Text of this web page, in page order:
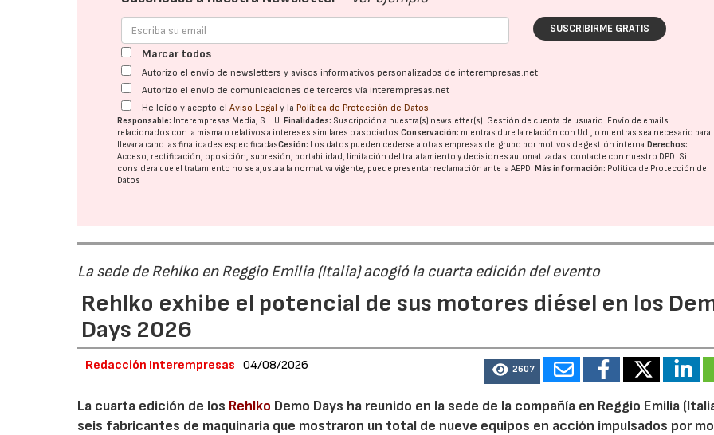
SUSCRIBIRME GRATIS
Marcar todos
Autorizo el envío de newsletters y avisos informativos personalizados de interempresas.net
Autorizo el envío de comunicaciones de terceros vía interempresas.net
He leído y acepto elAviso Legal y la Política de Protección de Datos
Responsable: Interempresas Media, S.L.U. Finalidades: Suscripción a nuestra(s) newsletter(s). Gestión de cuenta de usuario. Envío de emails
relacionados con la misma o relativos a intereses similares o asociados.Conservación: mientras dure la relación con Ud., o mientras sea necesario para
llevar a cabo las finalidades especificadasCesión: Los datos pueden cederse a otras empresas del grupo por motivos de gestión interna. Derechos:
Acceso, rectificación, oposición, supresión, portabilidad, limitación del tratatamiento y decisiones automatizadas: contacte con nuestro DPD. Si
considera que el tratamiento no se ajusta a la normativa vigente, puede presentar reclamación ante laAEPD. Más información: Política de Protección de
Datos
La sede de Rehlko en Reggio Emilia (Italia) acogió la cuarta edición del evento
Rehlko exhibe el potencial de sus motores diésel en los
Days 2026
Redacción Interempresas 04/08/2026 2607
La cuarta edición de los Rehlko Demo Days ha reunido en la sede de la compañía en Reggio Emilia
seis fabricantes de maquinaria que mostraron un total de nueve equipos en acción impulsados por